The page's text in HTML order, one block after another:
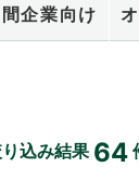
間企業向け
込み結果64